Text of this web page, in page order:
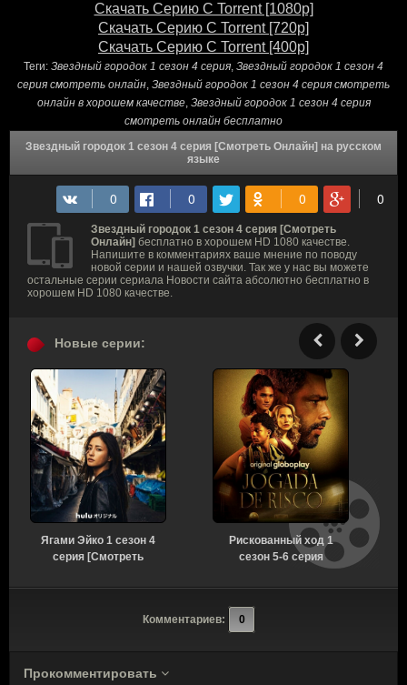
Скачать Серию С Torrent [1080p]
Скачать Серию С Torrent [720p]
Скачать Серию С Torrent [400p]
Теги: Звездный городок 1 сезон 4 серия, Звездный городок 1 сезон 4
серия смотреть онлайн, Звездный городок 1 сезон 4 серия смотреть
онлайн в хорошем качестве, Звездный городок 1 сезон 4 серия
смотреть онлайн бесплатно
Звездный городок 1 сезон 4 серия [Смотреть Онлайн] на русском
языке
Звездный городок 1 сезон 4 серия [Смотреть
Онлайн] бесплатно в хорошем HD 1080 качестве.
Напишите в комментариях ваше мнение по поводу
новой серии и нашей озвучки. Так же у нас вы можете
остальные серии сериала Новости сайта абсолютно бесплатно в
хорошем HD 1080 качестве.
Новые серии:
Ягами Эйко 1 сезон 4
серия [Смотреть
Рискованный ход 1
сезон 5-6 серия
Комментариев: 0
Прокомментировать